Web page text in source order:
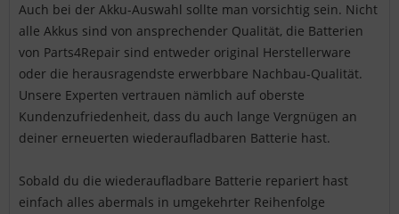
Auch bei der Akku-Auswahl sollte man vorsichtig sein. Nicht
alle Akkus sind von ansprechender Qualität, die Batterien
von Parts4Repair sind entweder original Herstellerware
oder die herausragendste erwerbbare Nachbau-Qualität.
Unsere Experten vertrauen nämlich auf oberste
Kundenzufriedenheit, dass du auch lange Vergnügen an
deiner erneuerten wiederaufladbaren Batterie hast.
Sobald du die wiederaufladbare Batterie repariert hast
einfach alles abermals in umgekehrter Reihenfolge